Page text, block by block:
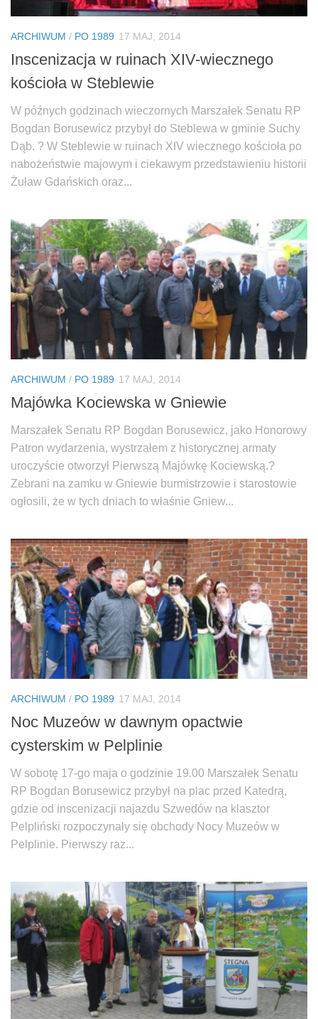
ARCHIWUM / PO 1989 17 MAJ, 2014
Inscenizacja w ruinach XIV-wiecznego
kościoła w Steblewie
W późnych godzinach wieczornych Marszałek Senatu RP
Bogdan Borusewicz przybył do Steblewa w gminie Suchy
Dąb. ? W Steblewie w ruinach XIV wiecznego kościoła po
nabożeństwie majowym i ciekawym przedstawieniu historii
Żuław Gdańskich oraz...
ARCHIWUM / PO 1989 17 MAJ, 2014
Majówka Kociewska w Gniewie
Marszałek Senatu RP Bogdan Borusewicz, jako Honorowy
Patron wydarzenia, wystrzałem z historycznej armaty
uroczyście otworzył Pierwszą Majówkę Kociewską.?
Zebrani na zamku w Gniewie burmistrzowie i starostowie
ogłosili, że w tych dniach to właśnie Gniew...
ARCHIWUM / PO 1989 17 MAJ, 2014
Noc Muzeów w dawnym opactwie
cysterskim w Pelplinie
W sobotę 17-go maja o godzinie 19.00 Marszałek Senatu
RP Bogdan Borusewicz przybył na plac przed Katedrą,
gdzie od inscenizacji najazdu Szwedów na klasztor
Pelpliński rozpoczynały się obchody Nocy Muzeów w
Pelplinie. Pierwszy raz...